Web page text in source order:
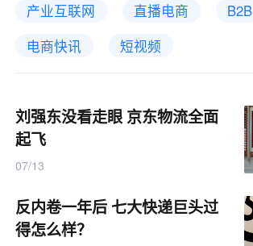
产业互联网
直播电商 B2B
电商快讯
短视频
刘强东没看走眼 京东物流全面
起飞
07/13
反内卷一年后 七大快递巨头过
得怎么样？